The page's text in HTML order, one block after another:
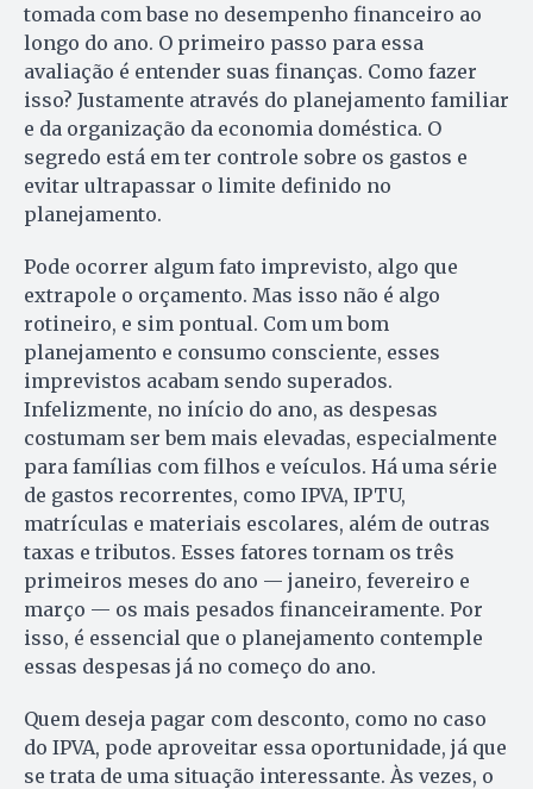
tomada com base no desempenho financeiro ao
longo do ano. O primeiro passo para essa
avaliação é entender suas finanças. Como fazer
isso? Justamente através do planejamento familiar
e da organização da economia doméstica. O
segredo está em ter controle sobre os gastos e
evitar ultrapassar o limite definido no
planejamento.
Pode ocorrer algum fato imprevisto, algo que
extrapole o orçamento. Mas isso não é algo
rotineiro, e sim pontual. Com um bom
planejamento e consumo consciente, esses
imprevistos acabam sendo superados.
Infelizmente, no início do ano, as despesas
costumam ser bem mais elevadas, especialmente
para famílias com filhos e veículos. Há uma série
de gastos recorrentes, como IPVA, IPTU,
matrículas e materiais escolares, além de outras
taxas e tributos. Esses fatores tornam os três
primeiros meses do ano — janeiro, fevereiro e
março — os mais pesados financeiramente. Por
isso, é essencial que o planejamento contemple
essas despesas já no começo do ano.
Quem deseja pagar com desconto, como no caso
do IPVA, pode aproveitar essa oportunidade, já que
se trata de uma situação interessante. Às vezes, o